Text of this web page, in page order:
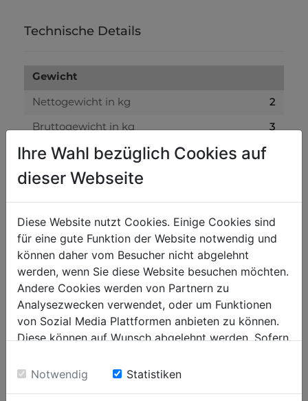
Technische Details
Gewicht
Nettogewicht in kg 2
Bruttogewicht in kg 3
Verpackungsbreite in mm 220
Verpackungslänge in mm 220
Allgemeine Daten
EAN Code 9120039903149
BELIEBTE PRODUKTE
Ihre Wahl bezüglich Cookies auf
dieser Webseite
Diese Website nutzt Cookies. Einige Cookies sind
für eine gute Funktion der Website notwendig und
können daher vom Besucher nicht abgelehnt
werden, wenn Sie diese Website besuchen möchten.
Andere Cookies werden von Partnern zu
Analysezwecken verwendet, oder um Funktionen
von Sozial Media Plattformen anbieten zu können.
Diese können auf Wunsch abgelehnt werden. Sofern
Einwilligung zu unseren Cookies.
Notwendig Statistiken